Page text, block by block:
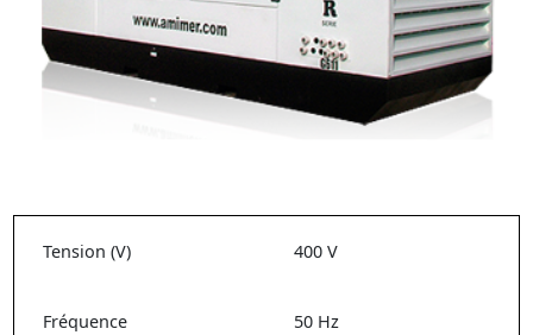
Tension (V) 400 V
Fréquence 50 Hz